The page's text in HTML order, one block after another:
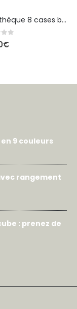
Bibliothèque 8 cases bicolore
5
€
en 9 couleurs
rangement
: prenez de